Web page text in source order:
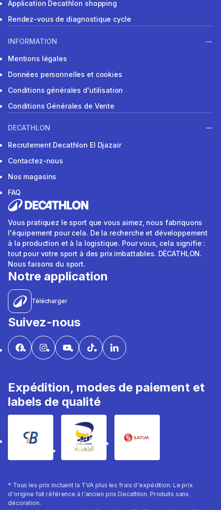
Application Decathlon shopping
Rendez-vous de diagnostique cycle
INFORMATION
Mentions légales
Données personnelles et cookies
Conditions générales d'utilisation
Conditions Générales de Vente
DECATHLON
Recrutement Decathlon El Djazair
Contactez-nous
Nos magasins
FAQ
Vous pratiquez le sport que vous aimez, nous fabriquons
l'équipement pour cela. De la recherche et développement
à la production et à la logistique. Pour vous, cela signifie :
tout pour votre sport à des prix imbattables. DÉCATHLON.
Nous faisons du sport.
Notre application
Télécharger
Suivez-nous
Expédition, modes de paiement et
labels de qualité
* Tous les prix incluent la TVA plus les frais d'expédition. Le prix
d'origine fait référence à l'ancien prix Decathlon. Produits sans
décoration.